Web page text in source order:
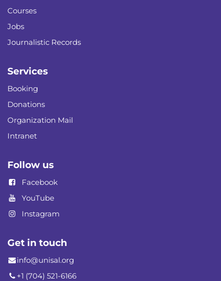
Courses
Jobs
Journalistic Records
Services
Booking
Donations
Organization Mail
Intranet
Follow us
Facebook
YouTube
Instagram
Get in touch
info@unisal.org
+1 (704) 521-6166